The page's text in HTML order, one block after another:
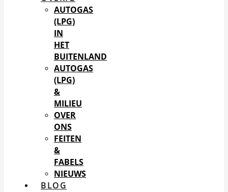
AUTOGAS
(LPG)
IN
HET
BUITENLAND
AUTOGAS
(LPG)
&
MILIEU
OVER
ONS
FEITEN
&
FABELS
NIEUWS
BLOG